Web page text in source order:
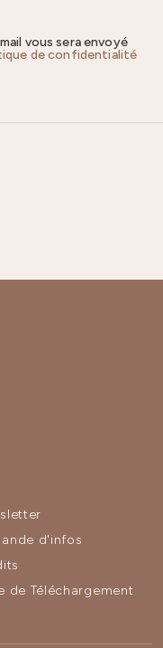
vous sera envoyé
de confidentialité
d'infos
de Téléchargement